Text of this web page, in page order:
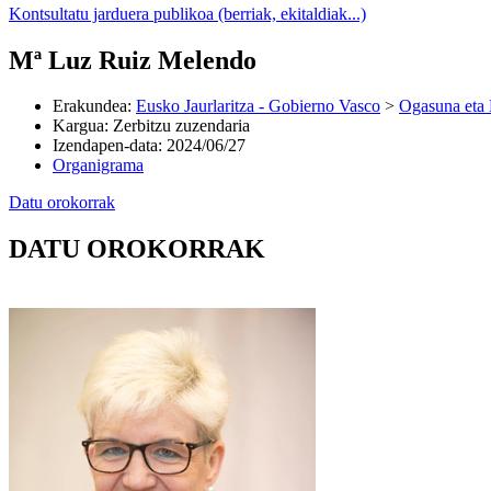
Kontsultatu jarduera publikoa (berriak, ekitaldiak...)
Mª Luz Ruiz Melendo
Erakundea: Eusko Jaurlaritza - Gobierno Vasco > Ogasuna eta
Kargua: Zerbitzu zuzendaria
Izendapen-data: 2024/06/27
Organigrama
Datu orokorrak
DATU OROKORRAK